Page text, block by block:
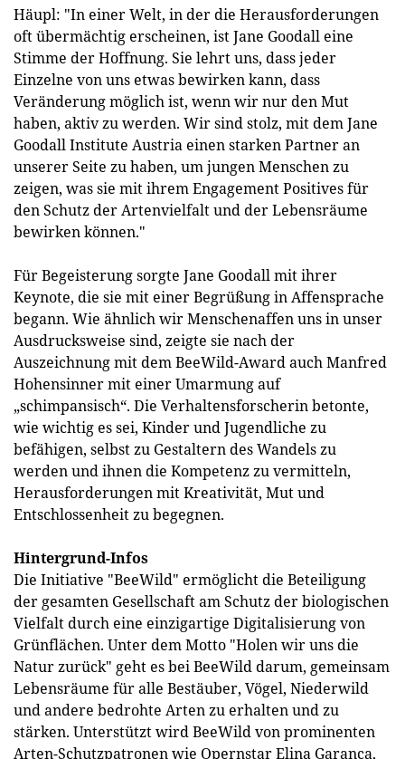
Häupl: "In einer Welt, in der die Herausforderungen
oft übermächtig erscheinen, ist Jane Goodall eine
Stimme der Hoffnung. Sie lehrt uns, dass jeder
Einzelne von uns etwas bewirken kann, dass
Veränderung möglich ist, wenn wir nur den Mut
haben, aktiv zu werden. Wir sind stolz, mit dem Jane
Goodall Institute Austria einen starken Partner an
unserer Seite zu haben, um jungen Menschen zu
zeigen, was sie mit ihrem Engagement Positives für
den Schutz der Artenvielfalt und der Lebensräume
bewirken können."
Für Begeisterung sorgte Jane Goodall mit ihrer
Keynote, die sie mit einer Begrüßung in Affensprache
begann. Wie ähnlich wir Menschenaffen uns in unser
Ausdrucksweise sind, zeigte sie nach der
Auszeichnung mit dem BeeWild-Award auch Manfred
Hohensinner mit einer Umarmung auf
„schimpansisch“. Die Verhaltensforscherin betonte,
wie wichtig es sei, Kinder und Jugendliche zu
befähigen, selbst zu Gestaltern des Wandels zu
werden und ihnen die Kompetenz zu vermitteln,
Herausforderungen mit Kreativität, Mut und
Entschlossenheit zu begegnen.
Hintergrund-Infos
Die Initiative "BeeWild" ermöglicht die Beteiligung
der gesamten Gesellschaft am Schutz der biologischen
Vielfalt durch eine einzigartige Digitalisierung von
Grünflächen. Unter dem Motto "Holen wir uns die
Natur zurück" geht es bei BeeWild darum, gemeinsam
Lebensräume für alle Bestäuber, Vögel, Niederwild
und andere bedrohte Arten zu erhalten und zu
stärken. Unterstützt wird BeeWild von prominenten
Arten-Schutzpatronen wie Opernstar Elina Garanca,